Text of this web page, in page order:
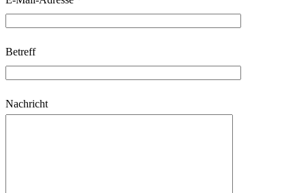
e
a
s
s
Betreff
Nachricht